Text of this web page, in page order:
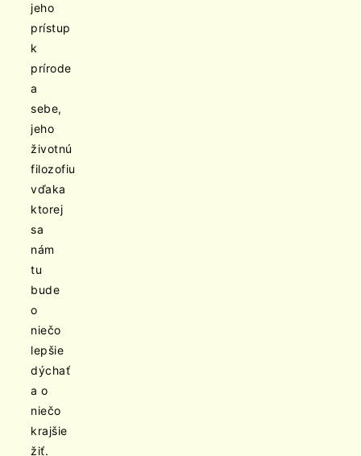
jeho
prístup
k
prírode
a
sebe,
jeho
životnú
filozofiu
vďaka
ktorej
sa
nám
tu
bude
o
niečo
lepšie
dýchať
a o
niečo
krajšie
žiť.